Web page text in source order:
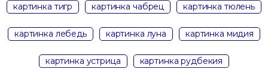
картинка тигр картинка чабрец картинка тюлень
картинка лебедь картинка луна картинка мидия
картинка устрица картинка рудбекия